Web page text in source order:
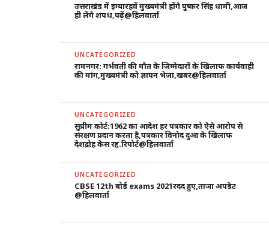
उत्तराखंड में इग्यारहवें मुख्यमंत्री होंगे पुष्कर सिंह धामी,आज
ही लेंगे शपथ,पढ़ें@हिलवार्ता
UNCATEGORIZED
रामनगर: गर्भवती की मौत के जिम्मेदारों के खिलाफ कार्यवाही
की मांग,मुख्यमंत्री को ज्ञापन भेजा,खबर@हिलवार्ता
UNCATEGORIZED
सुप्रीम कोर्ट:1962 का आदेश हर पत्रकार को ऐसे आरोप से
संरक्षण प्रदान करता है,पत्रकार विनोद दुआ के खिलाफ
देशद्रोह केस रद्द.रिपोर्ट@हिलवार्ता
UNCATEGORIZED
CBSE 12th बोर्ड exams 2021रदद हुए,ताजा अपडेट
@हिलवार्ता